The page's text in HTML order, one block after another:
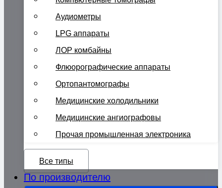
Аудиометры
LPG аппараты
ЛОР комбайны
Флюорографические аппараты
Ортопантомографы
Медицинские холодильники
Медицинские ангиографовы
Прочая промышленная электроника
Все типы
По производителю